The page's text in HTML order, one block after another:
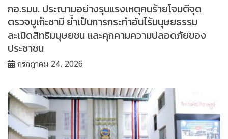
กอ.รมน. ประณามอย่างรุนแรงเหตุคนร้ายโจมตีจุด
ตรวจบูเก๊ะซามี ย้ำเป็นการกระทำอันไร้มนุษยธรรม
ละเมิดสิทธิมนุษยชน และคุกคามความปลอดภัยของ
ประชาชน
กรกฎาคม 24, 2026